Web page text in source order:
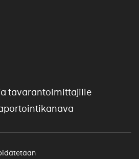
tavarantoimittajille